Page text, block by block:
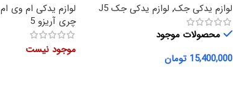
لوازم یدکی جک, لوازم یدکی جک J5
محصولات موجود
15,400,000 تومان
لوازم یدکی ام وی ام 550
چری آریزو 5
موجود نیست